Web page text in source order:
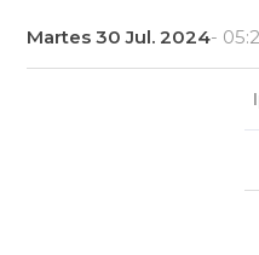
Martes 30 Jul. 2024-